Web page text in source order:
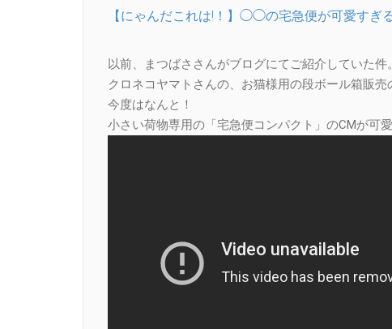
【にゃんだこれは!！】◯◯の宅急便が可愛すぎ
以前、まつばささんがブログにてご紹介していた件。
クロネコヤマトさんの、お猫様用の段ボール箱販売
今度はなんと！
小さい荷物専用の「宅急便コンパクト」のCMが可